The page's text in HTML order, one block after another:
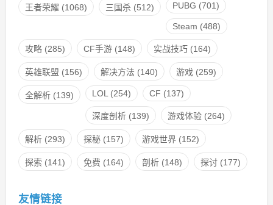
王者荣耀 (1068) 三国杀(512) PUBG (701)
Steam (488)
攻略(285) CF手游(148) 实战技巧(164)
英雄联盟 (156) 解决方法 (140) 游戏 (259)
全解析(139) LOL (254) CF (137)
深度剖析(139) 游戏体验(264)
解析(293) 探秘(157) 游戏世界(152)
探索 (141) 免费 (164) 剖析(148) 探讨(177)
友情链接